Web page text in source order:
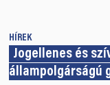
HÍREK
Jogellenes és
állampolgárságú